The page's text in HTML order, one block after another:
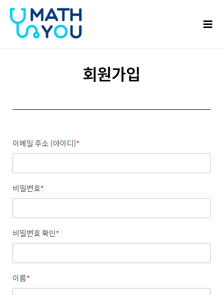
건너뛰기
회원가입
이메일 주소 (아이디)*
비밀번호*
비밀번호 확인*
이름*